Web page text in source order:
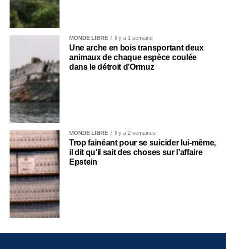
MONDE LIBRE Il y a 1 semaine
Une arche en bois transportant deux
animaux de chaque espèce coulée
dans le détroit d’Ormuz
MONDE LIBRE Il y a 2 semaines
Trop fainéant pour se suicider lui-même,
il dit qu’il sait des choses sur l’affaire
Epstein